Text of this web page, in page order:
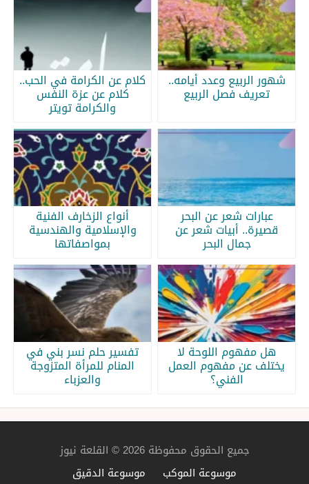
شهور الربيع وعدد أيامه..
تعريف فصل الربيع
كلام عن الكرامة في الحب..
كلام عن عزة النفس
والكرامة تويتر
عبارات شعر عن البحر
قصيرة.. أبيات شعر عن
جمال البحر
أنواع الزخارف الفنية
والإسلامية والهندسية
بمواصفاتها
هل مفهوم اللوحة لا
يختلف عن مفهوم العمل
الفني؟
تفسير حلم نسر بني في
المنام للمرأة المتزوجة
والعزباء
جميع الحقوق محفوظة 2026 © القلعة نيوز
موسوعة الموكب
موسوعة الدقيق